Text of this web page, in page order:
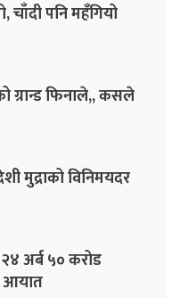
पनि महँगियो
ग्रान्ड फिनाले,, कसले
मुद्राको विनिमयदर
अर्ब ५० करोड
आयात